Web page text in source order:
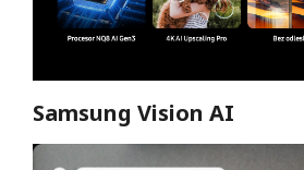
Samsung Vision AI